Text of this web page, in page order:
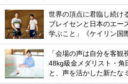
世界の頂点に君臨し続け
ブレイセンと日本のエー
学ぶこと」《ケイリン国
「会場の声は自分を客
48kg級金メダリスト・角
と、声を活かした新たな